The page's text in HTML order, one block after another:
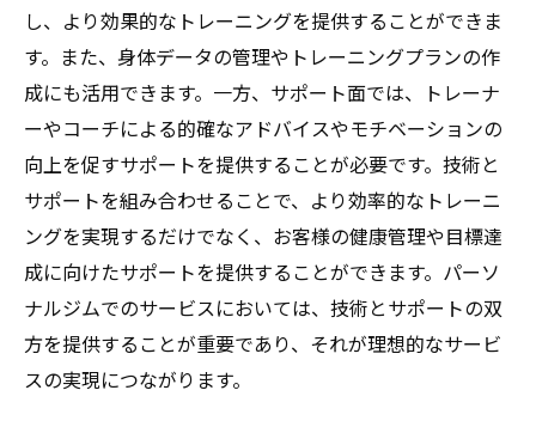
し、より効果的なトレーニングを提供することができま
す。また、身体データの管理やトレーニングプランの作
成にも活用できます。一方、サポート面では、トレーナ
ーやコーチによる的確なアドバイスやモチベーションの
向上を促すサポートを提供することが必要です。技術と
サポートを組み合わせることで、より効率的なトレーニ
ングを実現するだけでなく、お客様の健康管理や目標達
成に向けたサポートを提供することができます。パーソ
ナルジムでのサービスにおいては、技術とサポートの双
方を提供することが重要であり、それが理想的なサービ
スの実現につながります。